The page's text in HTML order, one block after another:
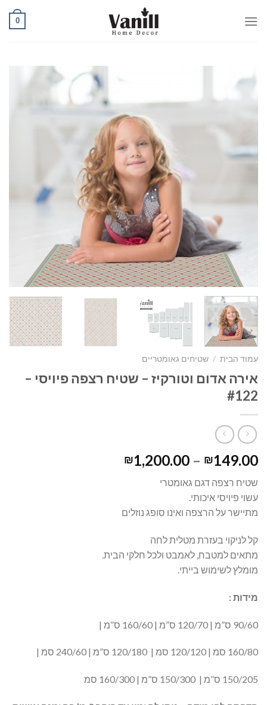
0
עמוד הבית / שטיחים גאומטריים
אירה אדום וטורקיז – שטיח רצפה פיויסי –
#122
₪149.00
–
₪1,200.00
שטיח רצפה דגם גאומטרי
עשוי פיויסי איכותי.
מתיישר על הרצפה ואינו סופג נוזלים
קל לניקוי בעזרת מטלית לחה
מתאים למטבח, לאמבט ולכל חלקי הבית.
מומלץ לשימוש בייתי.
מידות :
90/60 ס”מ | 120/70 ס”מ | 160/60 ס”מ |
160/80 סמ | 120/120 סמ | 120/180 ס”מ | 240/60 סמ |
150/205 ס”מ | 150/300 ס”מ | 160/300 סמ